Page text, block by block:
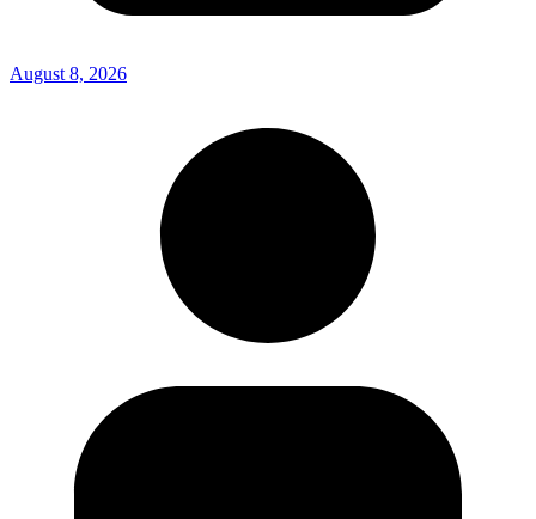
August 8, 2026